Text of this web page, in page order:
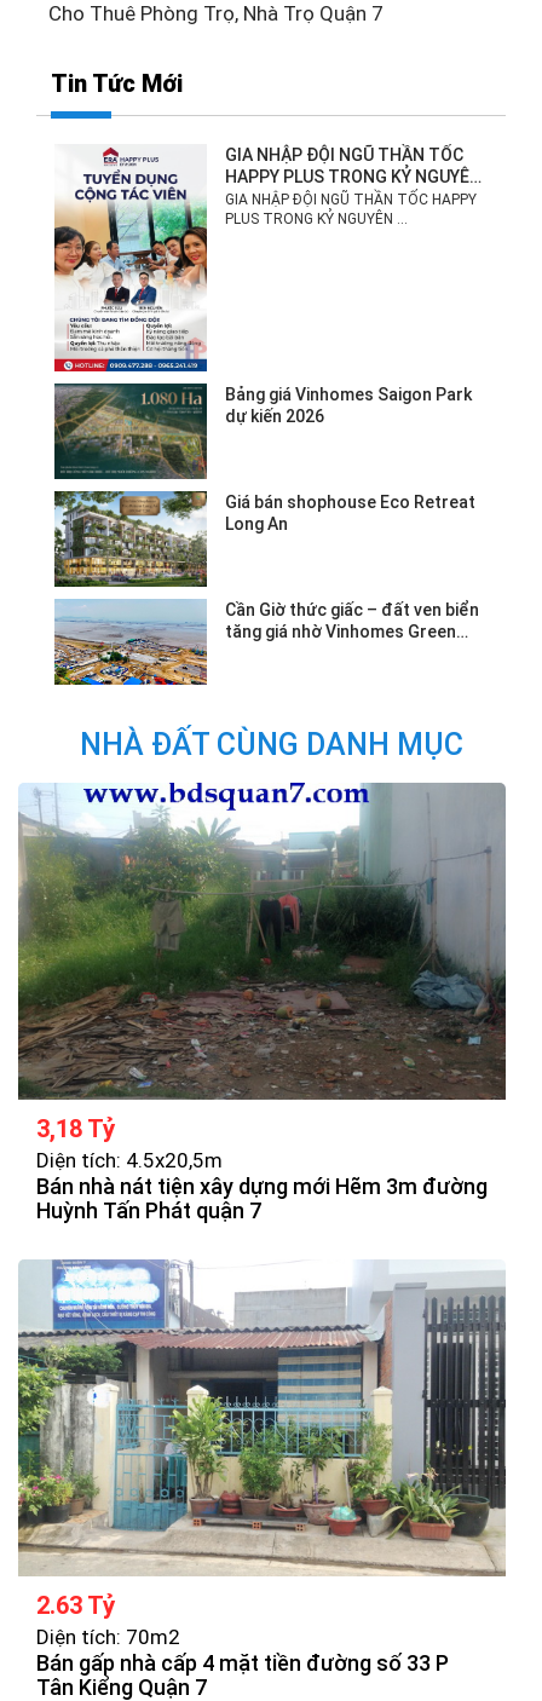
Cho Thuê Phòng Trọ, Nhà Trọ Quận 7
Tin Tức Mới
GIA NHẬP ĐỘI NGŨ THẦN TỐC
HAPPY PLUS TRONG KỶ NGUYÊN
MỚI!
GIA NHẬP ĐỘI NGŨ THẦN TỐC HAPPY
PLUS TRONG KỶ NGUYÊN ...
Bảng giá Vinhomes Saigon Park
dự kiến 2026
Giá bán shophouse Eco Retreat
Long An
Cần Giờ thức giấc – đất ven biển
tăng giá nhờ Vinhomes Green
NHÀ ĐẤT CÙNG DANH MỤC
3,18 Tỷ
Diện tích: 4.5x20,5m
Bán nhà nát tiện xây dựng mới Hẽm 3m đường
Huỳnh Tấn Phát quận 7
2.63 Tỷ
Diện tích: 70m2
Bán gấp nhà cấp 4 mặt tiền đường số 33 P
Tân Kiểng Quận 7